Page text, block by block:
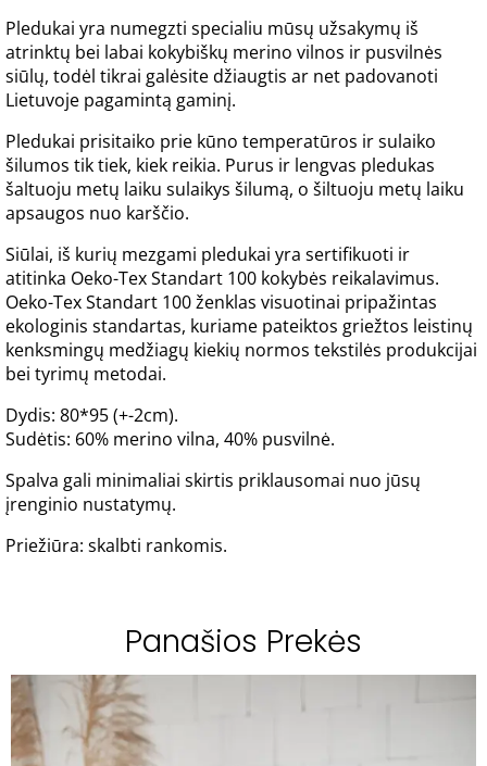
Pledukai yra numegzti specialiu mūsų užsakymų iš
atrinktų bei labai kokybiškų merino vilnos ir pusvilnės
siūlų, todėl tikrai galėsite džiaugtis ar net padovanoti
Lietuvoje pagamintą gaminį.
Pledukai prisitaiko prie kūno temperatūros ir sulaiko
šilumos tik tiek, kiek reikia. Purus ir lengvas pledukas
šaltuoju metų laiku sulaikys šilumą, o šiltuoju metų laiku
apsaugos nuo karščio.
Siūlai, iš kurių mezgami pledukai yra sertifikuoti ir
atitinka Oeko-Tex Standart 100 kokybės reikalavimus.
Oeko-Tex Standart 100 ženklas visuotinai pripažintas
ekologinis standartas, kuriame pateiktos griežtos leistinų
kenksmingų medžiagų kiekių normos tekstilės produkcijai
bei tyrimų metodai.
Dydis: 80*95 (+-2cm).
Sudėtis: 60% merino vilna, 40% pusvilnė.
Spalva gali minimaliai skirtis priklausomai nuo jūsų
įrenginio nustatymų.
Priežiūra: skalbti rankomis.
Panašios Prekės